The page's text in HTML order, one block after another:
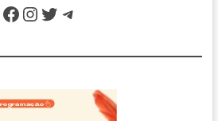
Facebook
Instagram
Twitter
Telegram